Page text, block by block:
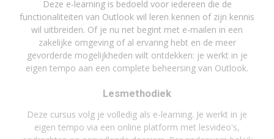
Deze e-learning is bedoeld voor iedereen die de
functionaliteiten van Outlook wil leren kennen of zijn kennis
wil uitbreiden. Of je nu net begint met e-mailen in een
zakelijke omgeving of al ervaring hebt en de meer
gevorderde mogelijkheden wilt ontdekken: je werkt in je
eigen tempo aan een complete beheersing van Outlook.
Lesmethodiek
Deze cursus volg je volledig als e-learning. Je werkt in je
eigen tempo via een online platform met lesvideo's,